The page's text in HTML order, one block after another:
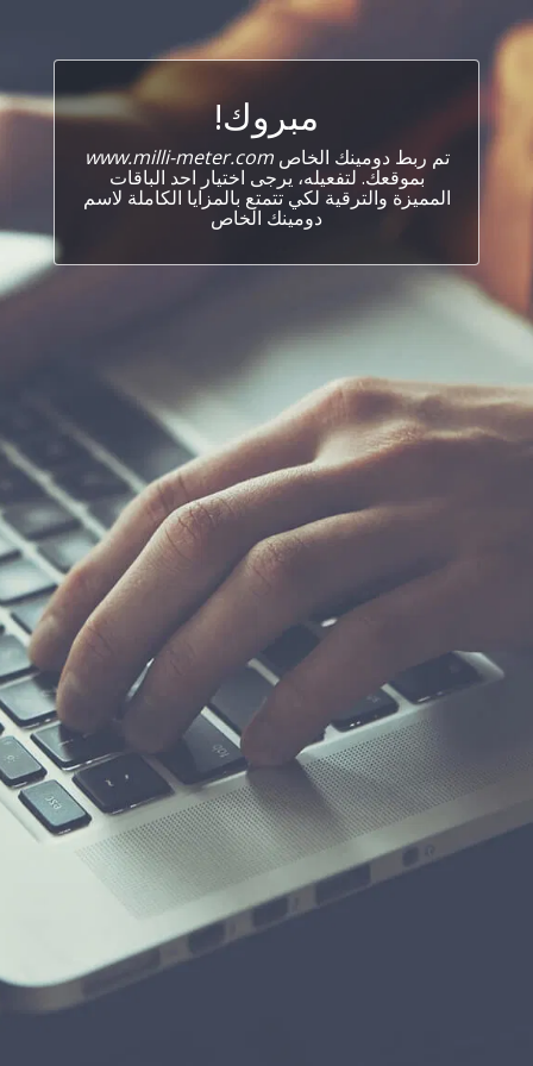
مبروك!
تم ربط دومينك الخاصwww.milli-meter.com
بموقعك. لتفعيله، يرجى اختيار احد الباقات
المميزة والترقية لكي تتمتع بالمزايا الكاملة لاسم
دومينك الخاص